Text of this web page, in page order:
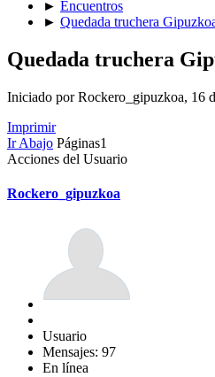
► Encuentros
► Quedada truchera
Quedada truchera
Iniciado por Rockero_gipuzkoa, 16
Imprimir
Ir Abajo Páginas1
Acciones del Usuario
Rockero_gipuzkoa
Usuario
Mensajes: 97
En línea